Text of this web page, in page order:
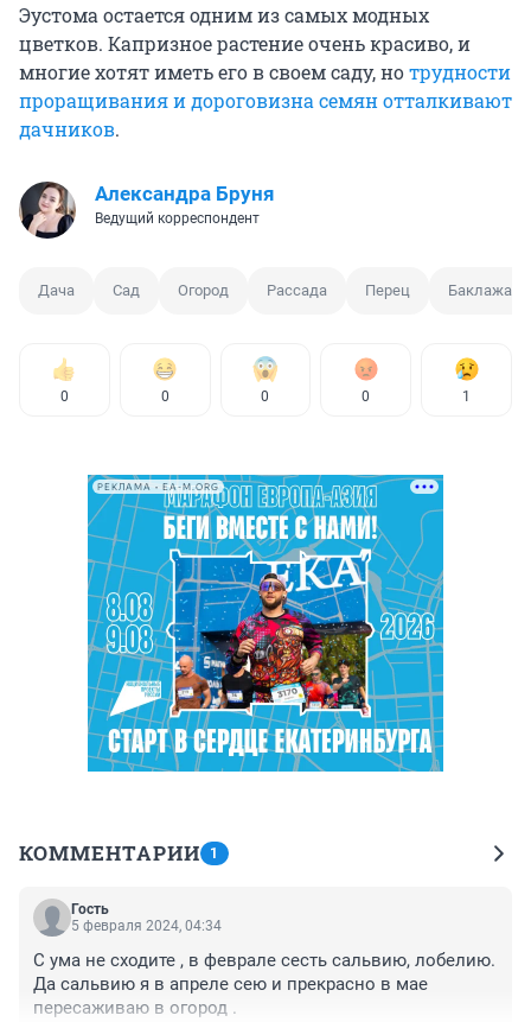
Эустома остается одним из самых модных
цветков. Капризное растение очень красиво, и
многие хотят иметь его в своем саду, нотрудности
проращивания и дороговизна семян отталкивают
дачников.
Александра Бруня
Ведущий корреспондент
Дача Сад Огород Рассада Перец Баклажан
0 0 0 0 1
РЕКЛАМА • EA-M.ORG
КОММЕНТАРИИ 1
Гость
5 февраля 2024, 04:34
С ума не сходите , в феврале сесть сальвию, лобелию.
Да сальвию я в апреле сею и прекрасно в мае
пересаживаю в огород .